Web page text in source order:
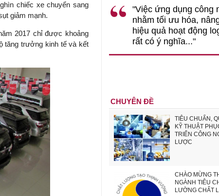
chiếc xe chuyển sang
giảm mạnh.
2017 chỉ được khoảng
tăng trưởng kinh tế và kết
sử dụng hiệu quả chính
tài khóa không chỉ mang ý
hỗ trợ ngắn hạn mà còn
vai trò tạo nền tảng cho
"Việc ứng dụng công
nhằm tối ưu hóa,
hiệu quả hoạt động
rất có ý nghĩa..."
CHUYÊN ĐỀ
TIÊU CHUẨN,
KỸ THUẬT
TRIỂN CÔNG
LƯỢC
CHÀO MỪNG
NGÀNH TIÊU
LƯỜNG CHẤT